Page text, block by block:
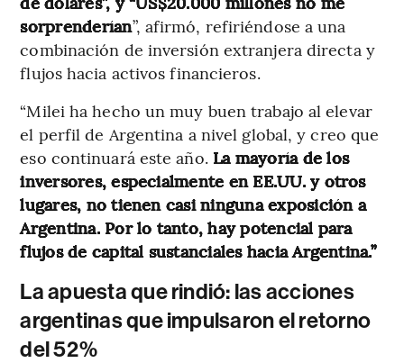
sorprenderían”, afirmó, refiriéndose a una
combinación de inversión extranjera directa y
flujos hacia activos financieros.
“Milei ha hecho un muy buen trabajo al elevar
el perfil de Argentina a nivel global, y creo que
eso continuará este año. La mayoría de los
inversores, especialmente en EE.UU. y otros
lugares, no tienen casi ninguna exposición a
Argentina. Por lo tanto, hay potencial para
flujos de capital sustanciales hacia Argentina.”
La apuesta que rindió: las acciones
argentinas que impulsaron el retorno
del 52%